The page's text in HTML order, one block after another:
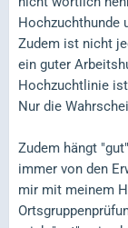
Hochzuchthunde
Zudem ist nicht
ein guter
Hochzuchtlinie
Nur die
Zudem hängt
immer von den
mir mit meinem